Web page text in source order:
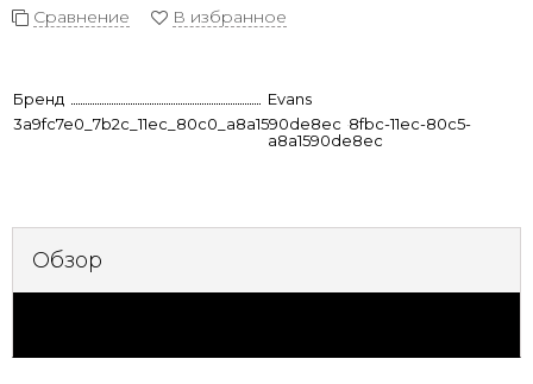
Сравнение В избранное
Бренд
Evans
3a9fc7e0_7b2c_11ec_80c0_a8a1590de8eceed17e6b-8fbc-11ec-80c5-
a8a1590de8ec
Обзор